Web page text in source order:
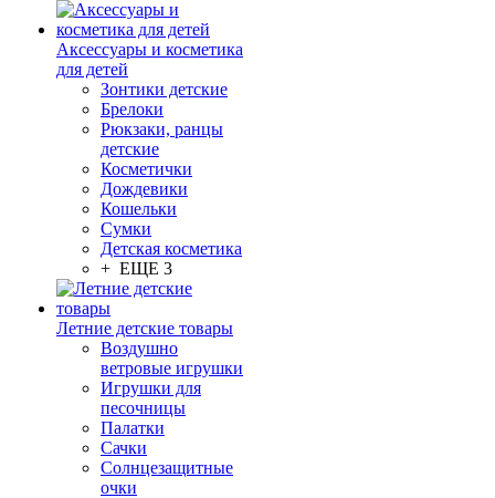
Аксессуары и косметика
для детей
Зонтики детские
Брелоки
Рюкзаки, ранцы
детские
Косметички
Дождевики
Кошельки
Сумки
Детская косметика
+ ЕЩЕ 3
Летние детские товары
Воздушно
ветровые игрушки
Игрушки для
песочницы
Палатки
Сачки
Солнцезащитные
очки